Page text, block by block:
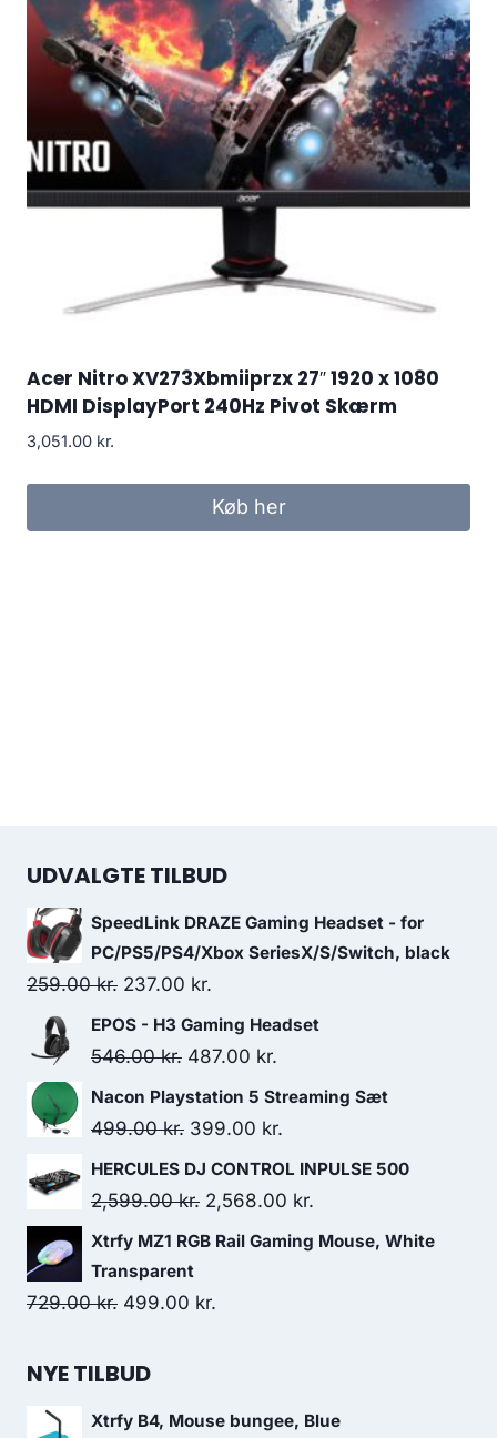
Acer Nitro XV273Xbmiiprzx 27″ 1920 x 1080
HDMI DisplayPort 240Hz Pivot Skærm
3,051.00 kr.
Køb her
UDVALGTE TILBUD
SpeedLink DRAZE Gaming Headset - for
PC/PS5/PS4/Xbox SeriesX/S/Switch, black
259.00kr. Original
price
was:
237.00 kr.
price
is:
EPOS - H3 Gaming Headset
546.00kr. Original
price
was:
487.00 kr.
price
is:
Nacon Playstation 5 Streaming Sæt
499.00kr. Original
price
was:
399.00 kr.
price
is:
HERCULES DJ CONTROL INPULSE 500
2,599.00kr. Original
price
2,599.00 kr..
2,568.00 kr.
price
Xtrfy MZ1 RGB Rail Gaming Mouse, White
Transparent
729.00kr. Original
was:
499.00 kr.
NYE TILBUD
Xtrfy B4, Mouse bungee, Blue